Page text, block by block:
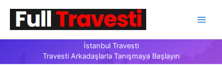
İstanbul Travesti
Travesti Arkadaşlarla Tanışmaya Başlayın